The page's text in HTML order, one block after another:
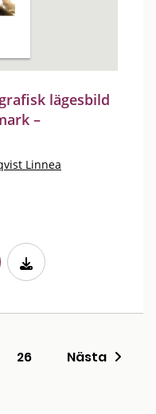
lägesbild
–
Linnea
26 Nästa